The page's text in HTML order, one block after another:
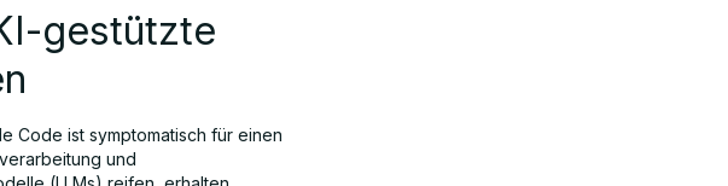
gestützte
Code ist symptomatisch für einen
und